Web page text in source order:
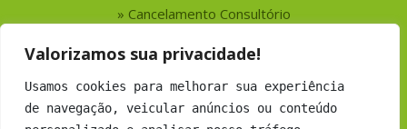
Valorizamos sua privacidade!
Usamos cookies para melhorar sua experiência
de navegação, veicular anúncios ou conteúdo
Cancelamento Consultório
Serviços
Busca por Profissionais
Busca por Empresas